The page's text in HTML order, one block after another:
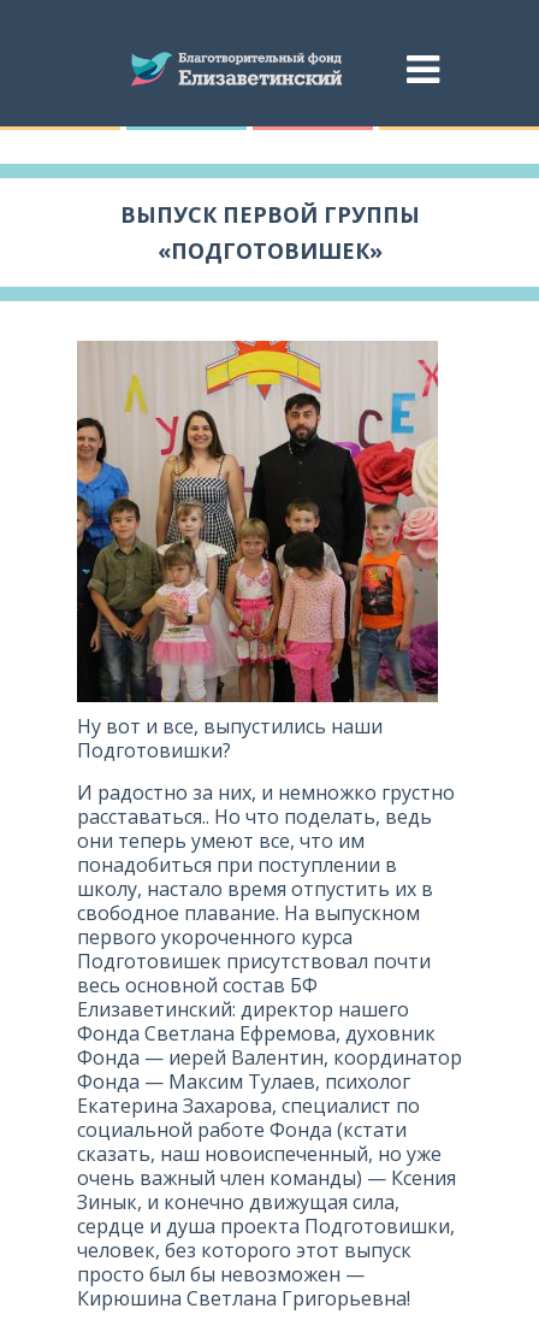
ВЫПУСК ПЕРВОЙ ГРУППЫ
«ПОДГОТОВИШЕК»
Ну вот и все, выпустились наши
Подготовишки?
И радостно за них, и немножко грустно
расставаться.. Но что поделать, ведь
они теперь умеют все, что им
понадобиться при поступлении в
школу, настало время отпустить их в
свободное плавание. На выпускном
первого укороченного курса
Подготовишек присутствовал почти
весь основной состав БФ
Елизаветинский: директор нашего
Фонда Светлана Ефремова, духовник
Фонда — иерей Валентин, координатор
Фонда — Максим Тулаев, психолог
Екатерина Захарова, специалист по
социальной работе Фонда (кстати
сказать, наш новоиспеченный, но уже
очень важный член команды) — Ксения
Зинык, и конечно движущая сила,
сердце и душа проекта Подготовишки,
человек, без которого этот выпуск
просто был бы невозможен —
Кирюшина Светлана Григорьевна!